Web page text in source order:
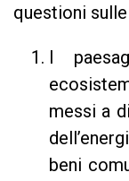
questioni
I
messi a
beni